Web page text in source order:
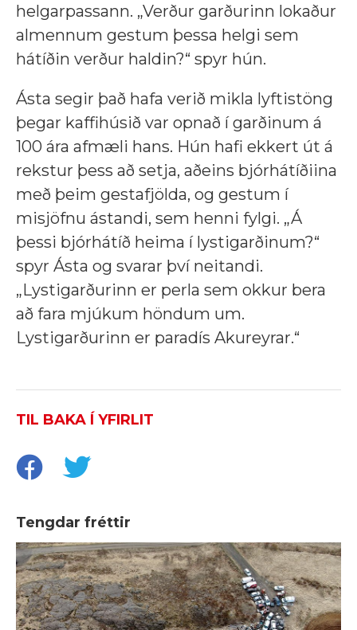
helgarpassann. „Verður garðurinn lokaður
almennum gestum þessa helgi sem
hátíðin verður haldin?“ spyr hún.
Ásta segir það hafa verið mikla lyftistöng
þegar kaffihúsið var opnað í garðinum á
100 ára afmæli hans. Hún hafi ekkert út á
rekstur þess að setja, aðeins bjórhátíðiina
með þeim gestafjölda, og gestum í
misjöfnu ástandi, sem henni fylgi. „Á
þessi bjórhátíð heima í lystigarðinum?“
spyr Ásta og svarar því neitandi.
„Lystigarðurinn er perla sem okkur bera
að fara mjúkum höndum um.
Lystigarðurinn er paradís Akureyrar.“
TIL BAKA Í YFIRLIT
Tengdar fréttir